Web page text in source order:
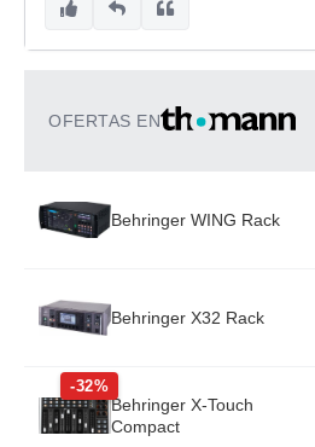
OFERTAS EN
Behringer WING Rack
Behringer X32 Rack
-32%
Behringer X-Touch
Compact